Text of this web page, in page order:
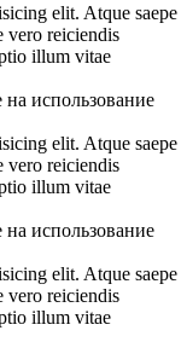
elit. Atque saepe
vero reiciendis
illum vitae
использование
elit. Atque saepe
vero reiciendis
illum vitae
использование
elit. Atque saepe
vero reiciendis
illum vitae